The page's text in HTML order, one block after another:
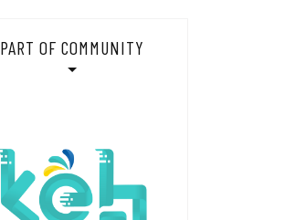
PART OF COMMUNITY